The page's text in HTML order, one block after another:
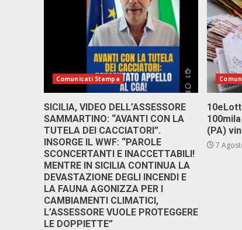
Comunicati Stampa
SICILIA, VIDEO DELL’ASSESSORE
SAMMARTINO: “AVANTI CON LA
TUTELA DEI CACCIATORI”.
INSORGE IL WWF: “PAROLE
SCONCERTANTI E INACCETTABILI!
MENTRE IN SICILIA CONTINUA LA
DEVASTAZIONE DEGLI INCENDI E
LA FAUNA AGONIZZA PER I
CAMBIAMENTI CLIMATICI,
L’ASSESSORE VUOLE PROTEGGERE
LE DOPPIETTE”
(PA)
7